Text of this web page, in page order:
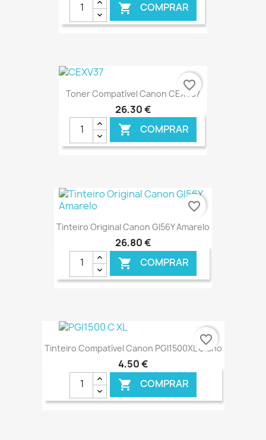
 COMPRAR
€ ONLINE
Toner Compatível Canon CEXV37
26,30 €
 COMPRAR
€ ONLINE
favorite_border
Tinteiro Original Canon GI56Y Amarelo
26,80 €
 COMPRAR
favorite_border
Tinteiro Compatível Canon PGI1500XL Ciano
4,50 €
 COMPRAR
favorite_border